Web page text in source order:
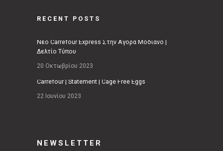
RECENT POSTS
Νέο Carrefour Express Στην Αγορά Μοδιάνο |
Δελτίο Τύπου
20 Οκτωβρίου 2023
Carrefour | Statement | Cage Free Eggs
22 Ιουνίου 2023
NEWSLETTER